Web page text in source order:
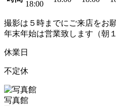
18:00
撮影は５時までにご来店をお
年末年始は営業致します（朝
休業日
不定休
写真館